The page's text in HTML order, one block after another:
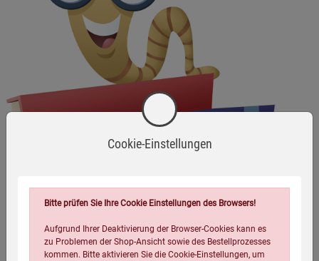
Cookie-Einstellungen
Bitte prüfen Sie Ihre Cookie Einstellungen des Browsers!
Aufgrund Ihrer Deaktivierung der Browser-Cookies kann es
zu Problemen der Shop-Ansicht sowie des Bestellprozesses
kommen. Bitte aktivieren Sie die Cookie-Einstellungen, um